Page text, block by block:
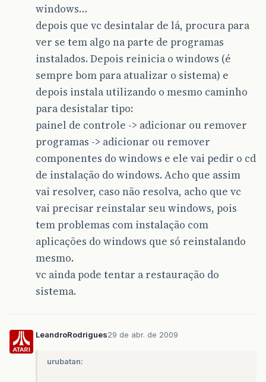
windows…
depois que vc desintalar de lá, procura para
ver se tem algo na parte de programas
instalados. Depois reinicia o windows (é
sempre bom para atualizar o sistema) e
depois instala utilizando o mesmo caminho
para desistalar tipo:
painel de controle -> adicionar ou remover
programas -> adicionar ou remover
componentes do windows e ele vai pedir o cd
de instalação do windows. Acho que assim
vai resolver, caso não resolva, acho que vc
vai precisar reinstalar seu windows, pois
tem problemas com instalação com
aplicações do windows que só reinstalando
mesmo.
vc ainda pode tentar a restauração do
sistema.
LeandroRodrigues29 de abr. de 2009
urubatan: